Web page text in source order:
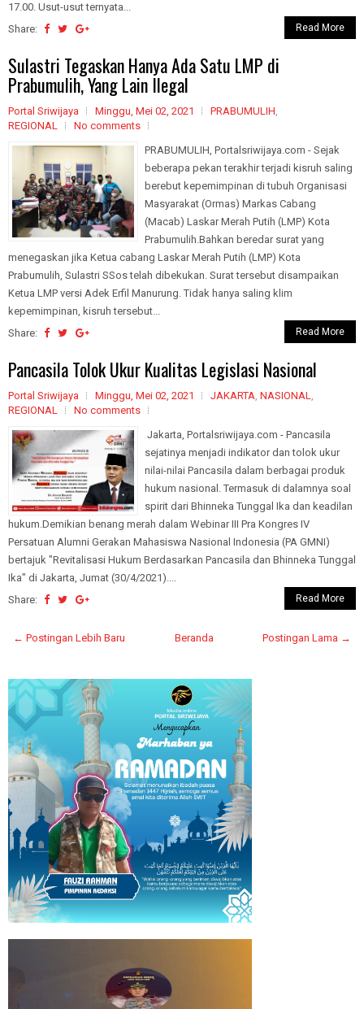
17.00. Usut-usut ternyata...
Share:
Read More
Sulastri Tegaskan Hanya Ada Satu LMP di
Prabumulih, Yang Lain Ilegal
Portal Sriwijaya Minggu, Mei 02, 2021 PRABUMULIH,
REGIONAL
No comments
PRABUMULIH, Portalsriwijaya.com - Sejak
beberapa pekan terakhir terjadi kisruh saling
berebut kepemimpinan di tubuh Organisasi
Masyarakat (Ormas) Markas Cabang
(Macab) Laskar Merah Putih (LMP) Kota
Prabumulih.Bahkan beredar surat yang
menegaskan jika Ketua cabang Laskar Merah Putih (LMP) Kota
Prabumulih, Sulastri SSos telah dibekukan. Surat tersebut disampaikan
Ketua LMP versi Adek Erfil Manurung. Tidak hanya saling klim
kepemimpinan, kisruh tersebut...
Share:
Read More
Pancasila Tolok Ukur Kualitas Legislasi Nasional
Portal Sriwijaya Minggu, Mei 02, 2021 JAKARTA, NASIONAL,
REGIONAL
No comments
Jakarta, Portalsriwijaya.com - Pancasila
sejatinya menjadi indikator dan tolok ukur
nilai-nilai Pancasila dalam berbagai produk
hukum nasional. Termasuk di dalamnya soal
spirit dari Bhinneka Tunggal Ika dan keadilan
hukum.Demikian benang merah dalam Webinar III Pra Kongres IV
Persatuan Alumni Gerakan Mahasiswa Nasional Indonesia (PA GMNI)
bertajuk "Revitalisasi Hukum Berdasarkan Pancasila dan Bhinneka Tunggal
Ika" di Jakarta, Jumat (30/4/2021)....
Share:
Read More
← Postingan Lebih Baru Postingan Lama →
Beranda